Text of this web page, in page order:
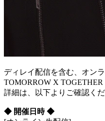
ディレイ配信を含む、オン
TOMORROW X TOGETHER
詳細は、以下よりご確認くだ
◆ 開催日時 ◆